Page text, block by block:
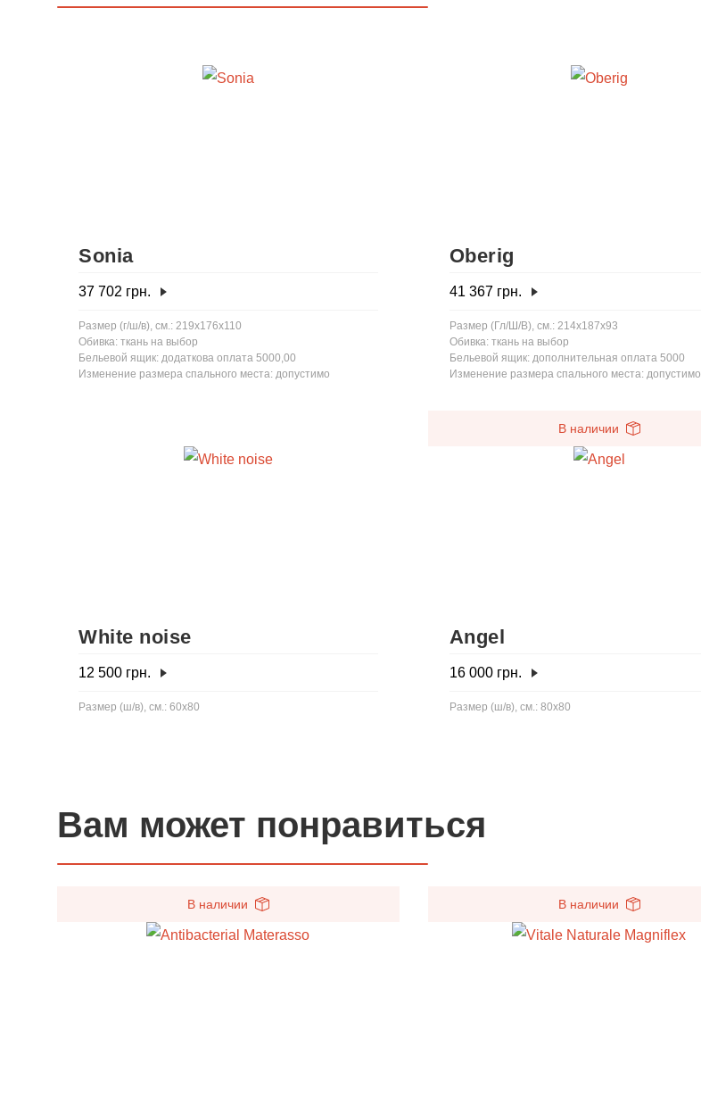
Sonia
37 702 грн.
Размер (г/ш/в), см.: 219x176x110
Обивка: ткань на выбор
Бельевой ящик: додаткова оплата 5000,00
Изменение размера спального места: допустимо
Oberig
41 367грн.
Размер (Гл/Ш/В), см.: 214x187x93
Обивка: ткань на выбор
Бельевой ящик: дополнительная оплата 5000
Изменение размера спального места: допустимо
White noise
12 500 грн.
Размер (ш/в), см.: 60x80
В наличии
Angel
16 000грн.
Размер (ш/в), см.: 80x80
Вам может понравиться
В наличии В наличии